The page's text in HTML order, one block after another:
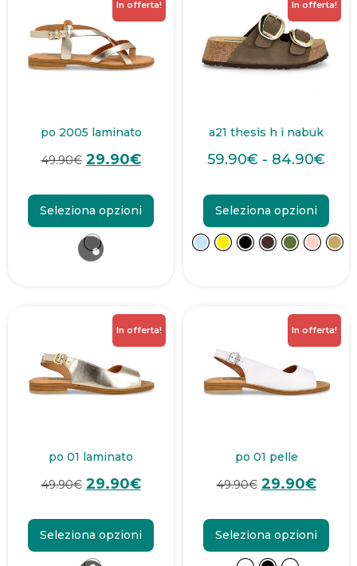
In offerta!
po 2005 laminato
49.90€ 29.90€
Seleziona opzioni
In offerta!
a21 thesis h i nabuk
59.90€ - 84.90€
Seleziona opzioni
In offerta!
po 01 laminato
49.90€ 29.90€
Seleziona opzioni
In offerta!
po 01 pelle
49.90€ 29.90€
Seleziona opzioni